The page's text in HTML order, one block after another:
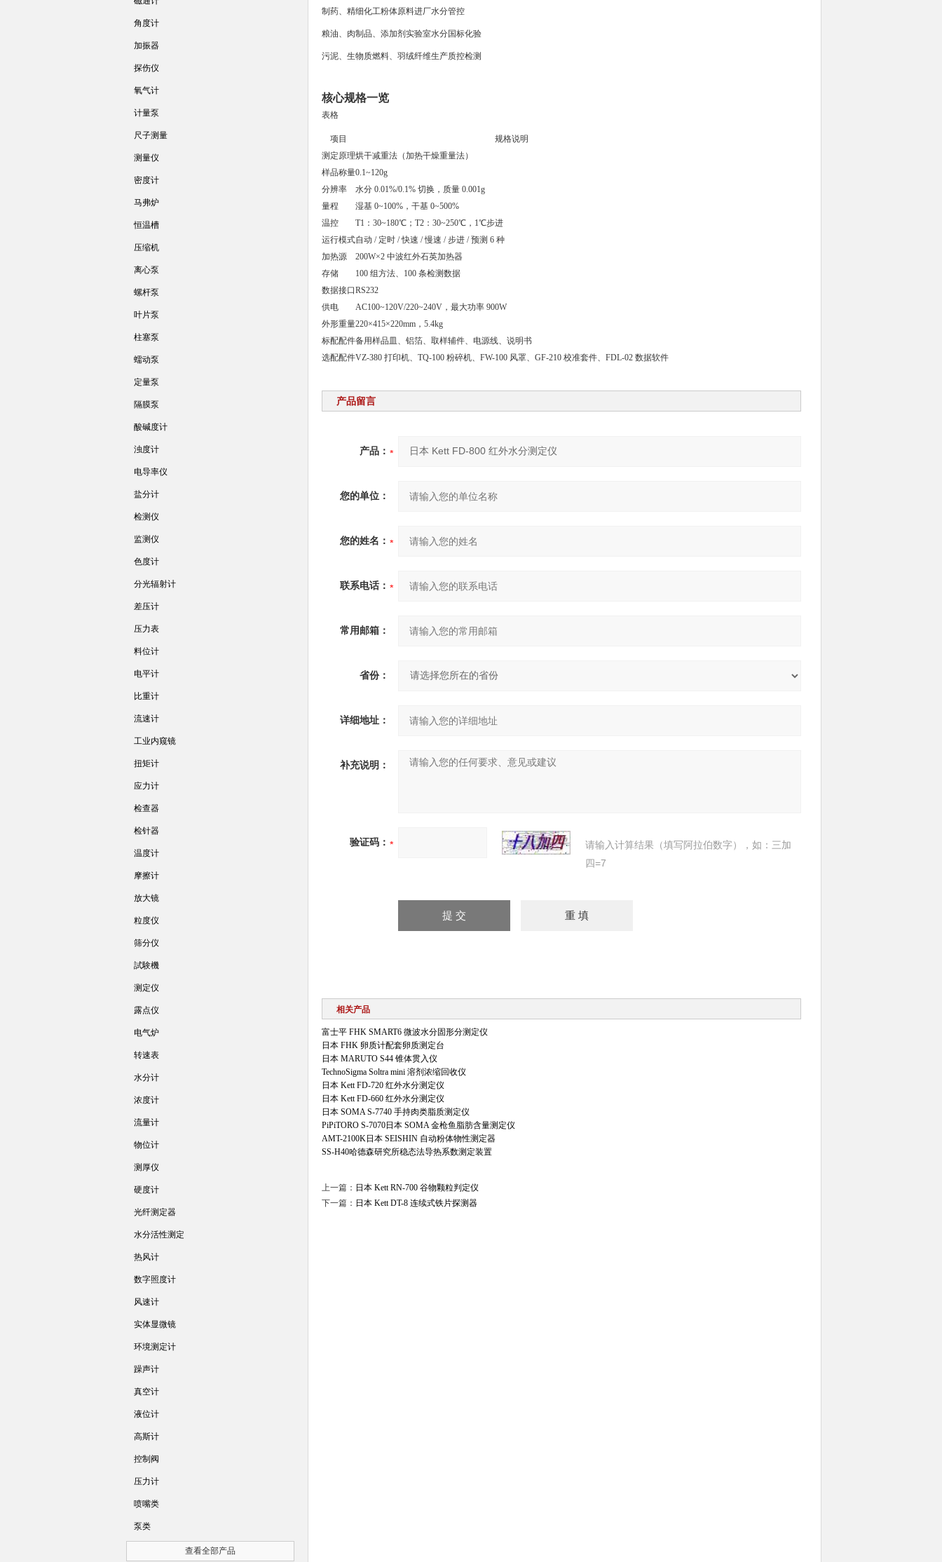
制药、精细化工粉体原料进厂水分管控
粮油、肉制品、添加剂实验室水分国标化验
污泥、生物质燃料、羽绒纤维生产质控检测
核心规格一览
表格
项目
规格说明
测定原理烘干减重法（加热干燥重量法）
样品称量0.1~120g
分辨率
水分 0.01%/0.1% 切换，质量 0.001g
量程
湿基 0~100%，干基 0~500%
温控
T1：30~180℃；T2：30~250℃，1℃步进
运行模式自动 / 定时 / 快速 / 慢速 / 步进 / 预测 6 种
加热源
200W×2 中波红外石英加热器
存储
100 组方法、100 条检测数据
数据接口RS232
供电
AC100~120V/220~240V，最大功率 900W
外形重量220×415×220mm，5.4kg
标配配件备用样品皿、铝箔、取样辅件、电源线、说明书
选配配件VZ-380 打印机、TQ-100 粉碎机、FW-100 风罩、GF-210 校准套件、FDL-02 数据软件
产品留言
产品：
您的单位：
您的姓名：
联系电话：
常用邮箱：
省份：
详细地址：
补充说明：
验证码：
请输入计算结果（填写阿拉伯数字），如：三加
四=7
相关产品
富士平 FHK SMART6 微波水分固形分测定仪
日本 FHK 卵质计配套卵质测定台
日本 MARUTO S44 锥体贯入仪
TechnoSigma Soltra mini 溶剂浓缩回收仪
日本 Kett FD-720 红外水分测定仪
日本 Kett FD-660 红外水分测定仪
日本 SOMA S-7740 手持肉类脂质测定仪
PiPiTORO S-7070日本 SOMA 金枪鱼脂肪含量测定仪
AMT-2100K日本 SEISHIN 自动粉体物性测定器
SS-H40哈德森研究所稳态法导热系数测定装置
上一篇： 日本 Kett RN-700 谷物颗粒判定仪
下一篇： 日本 Kett DT-8 连续式铁片探测器
角度计
加振器
探伤仪
氧气计
计量泵
尺子测量
测量仪
密度计
马弗炉
恒温槽
压缩机
离心泵
螺杆泵
叶片泵
柱塞泵
蠕动泵
定量泵
隔膜泵
酸碱度计
浊度计
电导率仪
盐分计
检测仪
监测仪
色度计
分光辐射计
差压计
压力表
料位计
电平计
比重计
流速计
工业内窥镜
扭矩计
应力计
检查器
检针器
温度计
摩擦计
放大镜
粒度仪
筛分仪
試験機
测定仪
露点仪
电气炉
转速表
水分计
浓度计
流量计
物位计
测厚仪
硬度计
光纤测定器
水分活性测定
热风计
数字照度计
风速计
实体显微镜
环境测定计
躁声计
真空计
液位计
高斯计
控制阀
压力计
喷嘴类
泵类
查看全部产品